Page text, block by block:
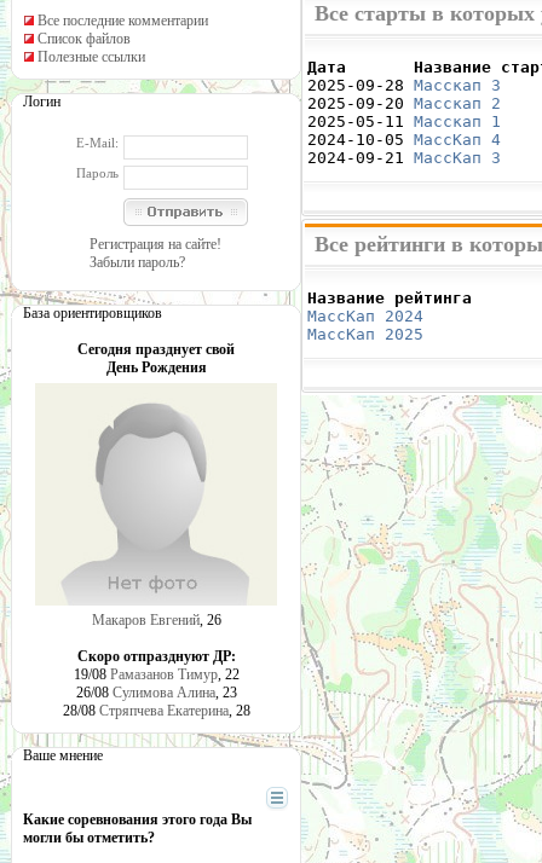
Все последние комментарии
Список файлов
Полезные ссылки
Логин
E-Mail:
Пароль
Регистрация на сайте!
Забыли пароль?
База ориентировщиков
Сегодня празднует свой
День Рождения
Макаров Евгений, 26
Скоро отпразднуют ДР:
19/08 Рамазанов Тимур, 22
26/08 Сулимова Алина, 23
28/08 Стряпчева Екатерина, 28
Ваше мнение
Какие соревнования этого года Вы
могли бы отметить?
Все старты в которых
Дата       Название
2025-09-28 Масскап 3
2025-09-20 Масскап 2
2025-05-11 Масскап 1
2024-10-05 МассКап 4
2024-09-21 МассКап 3
Все рейтинги в
Название рейтинга
МассКап 2024
МассКап 2025